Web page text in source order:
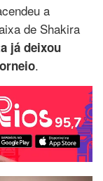
a
de Shakira
já deixou
.